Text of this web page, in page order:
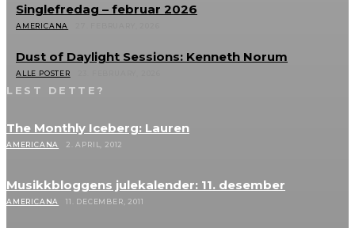
Singlefredag – februar 2026
AMERICANA
Dust of Daylight Sessions: Kenneth Norum
ALLE POSTER
LEST DETTE?
The Monthly Iceberg: Lauren
AMERICANA 2. APRIL, 2012
Musikkbloggens julekalender: 11. desember
AMERICANA 11. DECEMBER, 2011